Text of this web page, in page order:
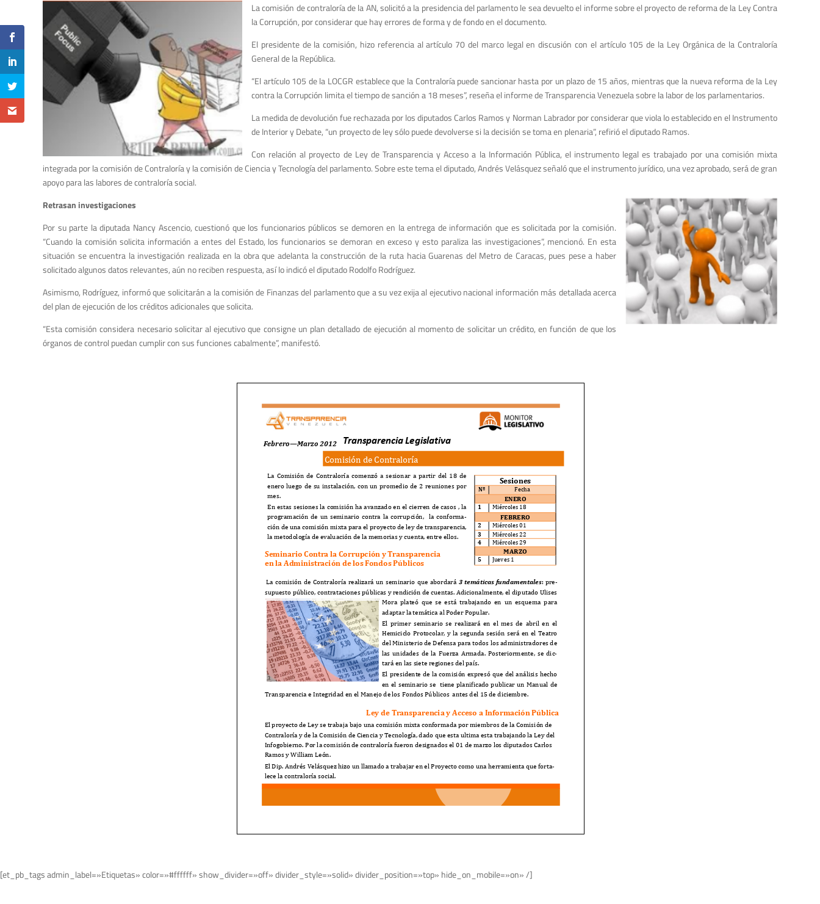
La comisión de contraloría de la AN, solicitó a la presidencia del parlamento le sea devuelto el informe sobre el proyecto de reforma de la Ley Contra
la Corrupción, por considerar que hay errores de forma y de fondo en el documento.
El presidente de la comisión, hizo referencia al artículo 70 del marco legal en discusión con el artículo 105 de la Ley Orgánica de la Contraloría
General de la República.
“El artículo 105 de la LOCGR establece que la Contraloría puede sancionar hasta por un plazo de 15 años, mientras que la nueva reforma de la Ley
contra la Corrupción limita el tiempo de sanción a 18 meses”, reseña el informe de Transparencia Venezuela sobre la labor de los parlamentarios.
La medida de devolución fue rechazada por los diputados Carlos Ramos y Norman Labrador por considerar que viola lo establecido en el Instrumento
de Interior y Debate, “un proyecto de ley sólo puede devolverse si la decisión se toma en plenaria”, refirió el diputado Ramos.
Con relación al proyecto de Ley de Transparencia y Acceso a la Información Pública, el instrumento legal es trabajado por una comisión mixta
integrada por la comisión de Contraloría y la comisión de Ciencia y Tecnología del parlamento. Sobre este tema el diputado, Andrés Velásquez señaló que el instrumento jurídico, una vez aprobado, será de gran
apoyo para las labores de contraloría social.
Retrasan investigaciones
Por su parte la diputada Nancy Ascencio, cuestionó que los funcionarios públicos se demoren en la entrega de información que es solicitada por la comisión.
“Cuando la comisión solicita información a entes del Estado, los funcionarios se demoran en exceso y esto paraliza las investigaciones”, mencionó. En esta
situación se encuentra la investigación realizada en la obra que adelanta la construcción de la ruta hacia Guarenas del Metro de Caracas, pues pese a haber
solicitado algunos datos relevantes, aún no reciben respuesta, así lo indicó el diputado Rodolfo Rodríguez.
Asimismo, Rodríguez, informó que solicitarán a la comisión de Finanzas del parlamento que a su vez exija al ejecutivo nacional información más detallada acerca
del plan de ejecución de los créditos adicionales que solicita.
“Esta comisión considera necesario solicitar al ejecutivo que consigne un plan detallado de ejecución al momento de solicitar un crédito, en función de que los
órganos de control puedan cumplir con sus funciones cabalmente”, manifestó.
[et_pb_tags admin_label=»Etiquetas» color=»#ffffff» show_divider=»off» divider_style=»solid» divider_position=»top» hide_on_mobile=»on» /]